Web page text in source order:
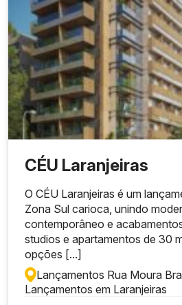
CÉU Laranjeiras
O CÉU Laranjeiras é um
Zona Sul carioca, unindo
contemporâneo e
studios e apartamentos de 30
opções [...]
Lançamentos Rua Moura
Lançamentos em Laranjeiras